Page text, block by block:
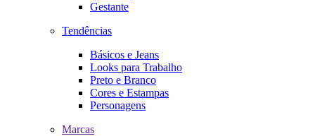
Gestante
Tendências
Básicos e Jeans
Looks para Trabalho
Preto e Branco
Cores e Estampas
Personagens
Marcas